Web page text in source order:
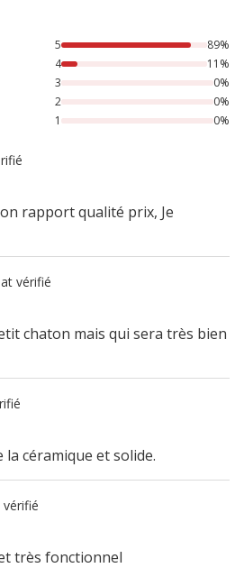
noté avec {1} étoiles, 11% des
5
89%
4
11%
3
0%
2
0%
1
0%
rapport qualité prix, Je
vérifié
chaton mais qui sera très bien
la céramique et solide.
très fonctionnel